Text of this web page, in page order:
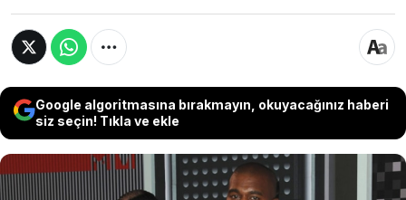
Google algoritmasına bırakmayın, okuyacağınız haberi
siz seçin! Tıkla ve ekle